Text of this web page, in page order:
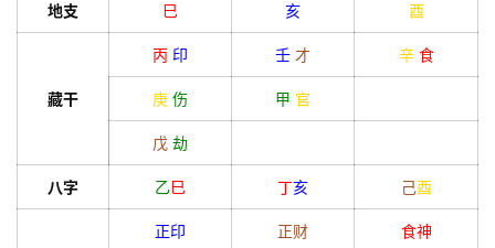
地支 巳 亥 酉
藏干
丙 印 壬 才 辛 食
庚 伤 甲 官
戊 劫
八字 乙巳 丁亥 己酉
正印 正财 食神